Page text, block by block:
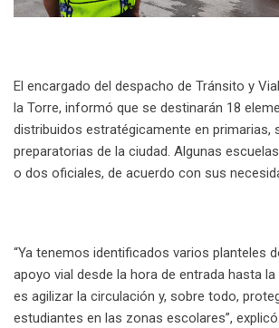
El encargado del despacho de Tránsito y
la Torre, informó que se destinarán 18
distribuidos estratégicamente en primarias,
preparatorias de la ciudad. Algunas
o dos oficiales, de acuerdo con sus
“Ya tenemos identificados varios planteles
apoyo vial desde la hora de entrada hasta
es agilizar la circulación y, sobre todo,
estudiantes en las zonas escolares”, explicó.